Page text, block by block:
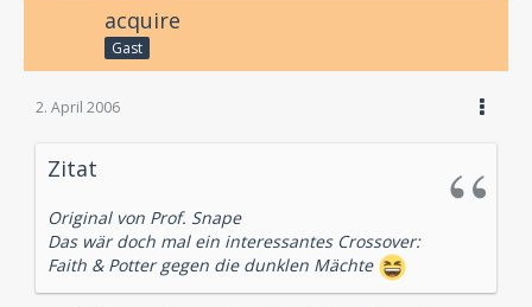
acquire
Gast
2. April 2006
Zitat
Original von Prof. Snape
Das wär doch mal ein interessantes Crossover:
Faith & Potter gegen die dunklen Mächte